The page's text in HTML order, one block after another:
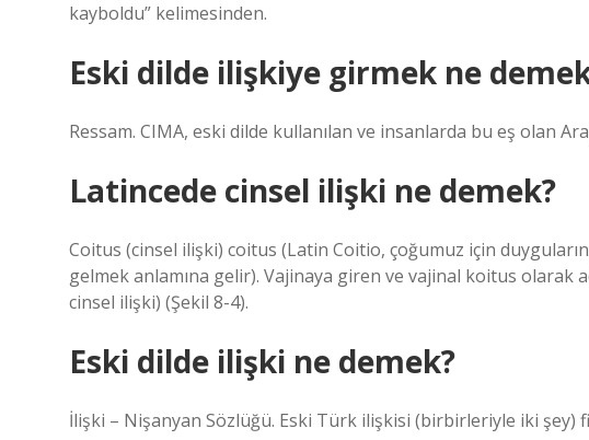
kayboldu” kelimesinden.
Eski dilde ilişkiye girmek ne
Ressam. CIMA, eski dilde kullanılan ve insanlarda bu eş olan
Latincede cinsel ilişki ne demek?
Coitus (cinsel ilişki) coitus (Latin Coitio, çoğumuz için
gelmek anlamına gelir). Vajinaya giren ve vajinal koitus olarak
cinsel ilişki) (Şekil 8-4).
Eski dilde ilişki ne demek?
İlişki – Nişanyan Sözlüğü. Eski Türk ilişkisi (birbirleriyle iki şey)